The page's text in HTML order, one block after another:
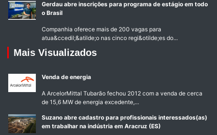
Gerdau abre inscrições para programa de estágio em todo
o Brasil
Companhia oferece mais de 200 vagas para
atua&ccedil;&atilde;o nas cinco regi&otilde;es do...
Mais Visualizados
Venda de energia
A ArcelorMittal Tubarão fechou 2012 com a venda de cerca
de 15,6 MW de energia excedente,...
Suzano abre cadastro para profissionais interessados(as)
em trabalhar na indústria em Aracruz (ES)